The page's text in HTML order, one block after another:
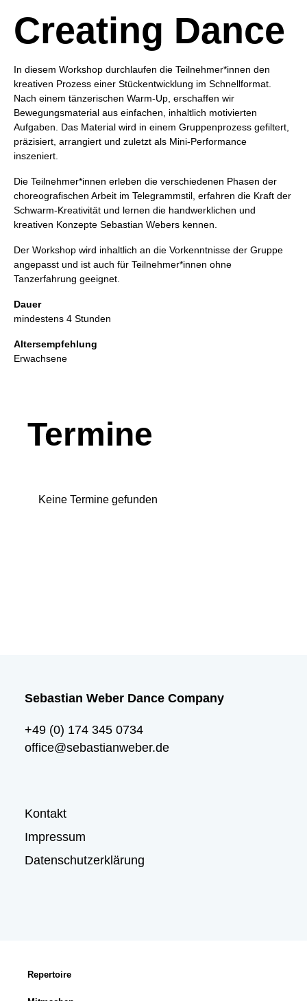
Creating Dance
In diesem Workshop durchlaufen die Teilnehmer*innen den
kreativen Prozess einer Stückentwicklung im Schnellformat.
Nach einem tänzerischen Warm-Up, erschaffen wir
Bewegungsmaterial aus einfachen, inhaltlich motivierten
Aufgaben. Das Material wird in einem Gruppenprozess gefiltert,
präzisiert, arrangiert und zuletzt als Mini-Performance
inszeniert.
Die Teilnehmer*innen erleben die verschiedenen Phasen der
choreografischen Arbeit im Telegrammstil, erfahren die Kraft der
Schwarm-Kreativität und lernen die handwerklichen und
kreativen Konzepte Sebastian Webers kennen.
Der Workshop wird inhaltlich an die Vorkenntnisse der Gruppe
angepasst und ist auch für Teilnehmer*innen ohne
Tanzerfahrung geeignet.
Dauer
mindestens 4 Stunden
Altersempfehlung
Erwachsene
Termine
Keine Termine gefunden
Sebastian Weber Dance Company
+49 (0) 174 345 0734
office@sebastianweber.de
Kontakt
Impressum
Datenschutzerklärung
Repertoire